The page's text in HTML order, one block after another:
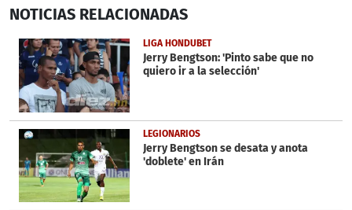
seconds
33
seconds
NOTICIAS RELACIONADAS
LIGA HONDUBET
Jerry Bengtson: 'Pinto sabe que no
quiero ir a la selección'
LEGIONARIOS
Jerry Bengtson se desata y anota
'doblete' en Irán